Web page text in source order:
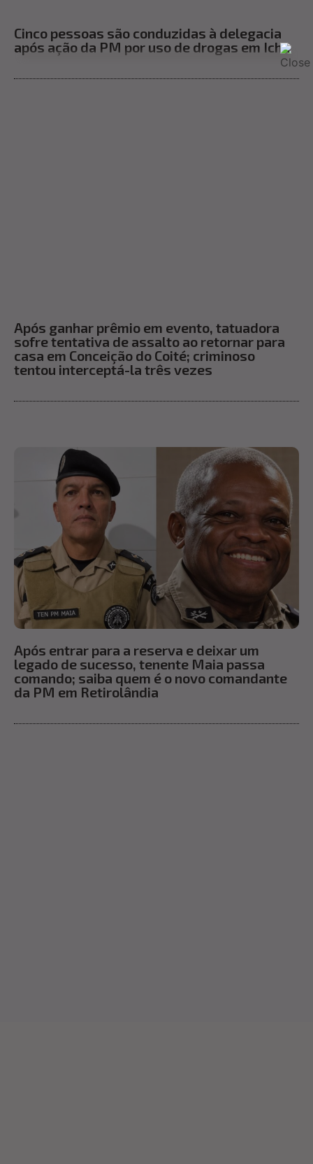
Cinco pessoas são conduzidas à delegacia
após ação da PM por uso de drogas em Ichu
Após ganhar prêmio em evento, tatuadora
sofre tentativa de assalto ao retornar para
casa em Conceição do Coité; criminoso
tentou interceptá-la três vezes
Após entrar para a reserva e deixar um
legado de sucesso, tenente Maia passa
comando; saiba quem é o novo comandante
da PM em Retirolândia